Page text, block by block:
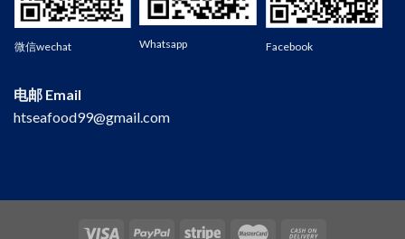
Wechat
微信wechat Whatsapp Facebook
电邮 Email
htseafood99@gmail.com